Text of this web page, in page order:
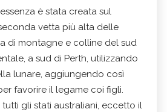
è stata creata sul
vetta più alta delle
di montagne e colline del sud
a sud di Perth, utilizzando
lunare, aggiungendo così
favorire il legame coi figli.
tutti gli stati australiani, eccetto il